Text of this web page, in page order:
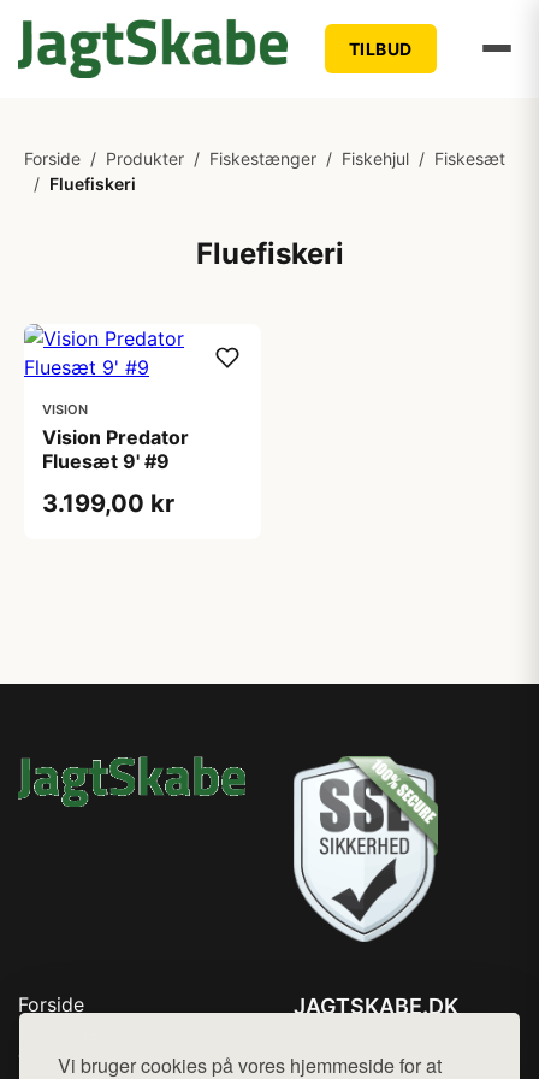
Vi bruger cookies på vores hjemmeside for at
TILBUD
Forside / Produkter / Fiskestænger / Fiskehjul / Fiskesæt
/ Fluefiskeri
Fluefiskeri
VISION
Vision Predator
Fluesæt 9' #9
3.199,00 kr
Forside
Top Rabatter
JAGTSKABE.DK